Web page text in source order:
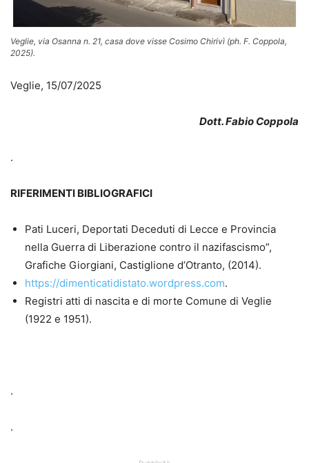
Veglie, via Osanna n. 21, casa dove visse Cosimo Chirivì (ph. F. Coppola,
2025).
Veglie, 15/07/2025
Dott. Fabio Coppola
.
RIFERIMENTI BIBLIOGRAFICI
Pati Luceri, Deportati Deceduti di Lecce e Provincia
nella Guerra di Liberazione contro il nazifascismo”,
Grafiche Giorgiani, Castiglione d’Otranto, (2014).
https://dimenticatidistato.wordpress.com.
Registri atti di nascita e di morte Comune di Veglie
(1922 e 1951).
.
.